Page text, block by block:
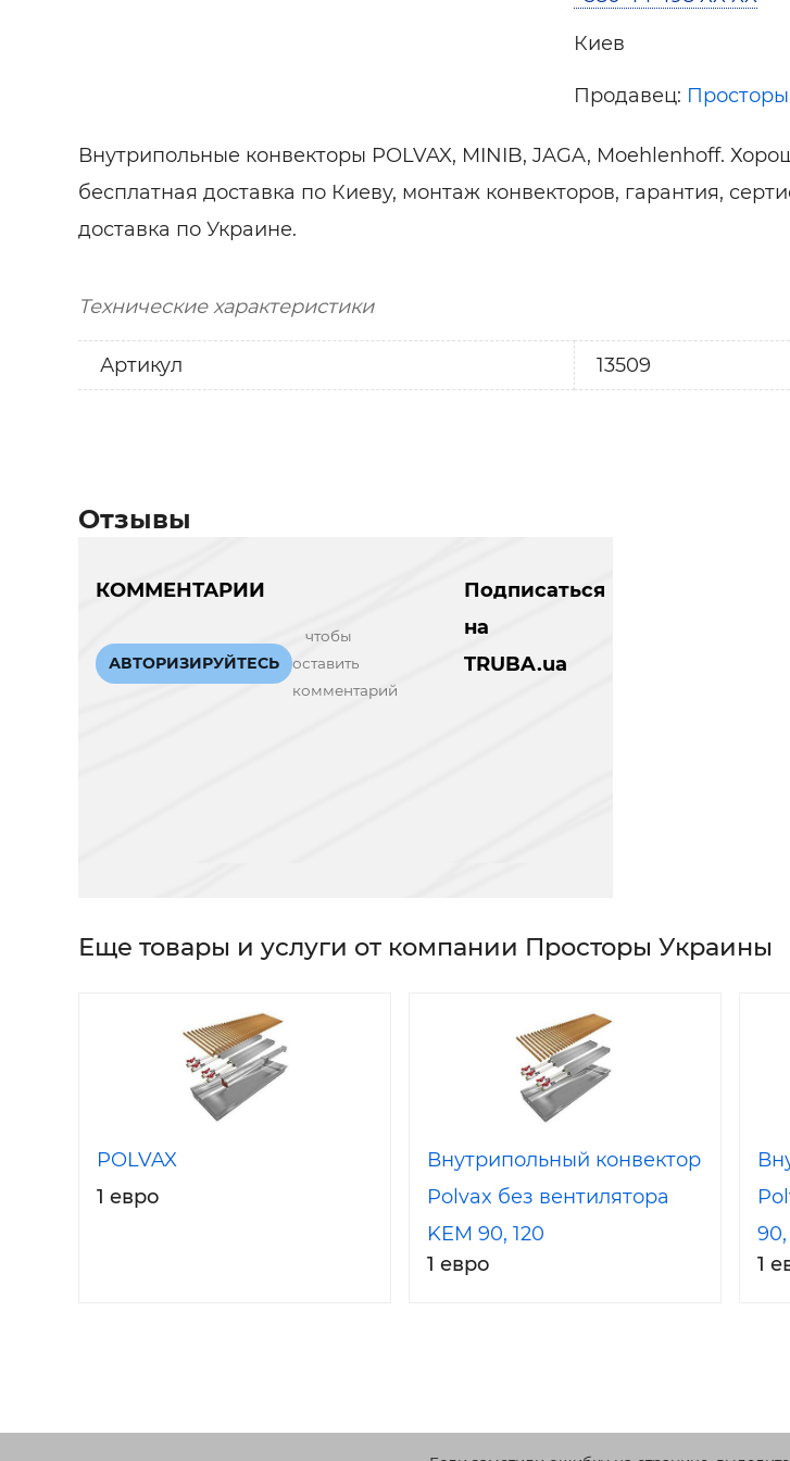
Киев
Продавец:
Внутрипольные конвекторы POLVAX, MINIB, JAGA, Moehlenhoff.
бесплатная доставка по Киеву, монтаж конвекторов, гарантия,
доставка по Украине.
Технические характеристики
Артикул 13509
Отзывы
КОММЕНТАРИИ
АВТОРИЗИРУЙТЕСЬ
чтобы
оставить
комментарий
Подписаться
на
TRUBA.ua
Еще товары и услуги от компании Просторы Украины
POLVAX
1 евро
Внутрипольный конвектор
Polvax без вентилятора
KEM 90, 120
1 евро
90,
1